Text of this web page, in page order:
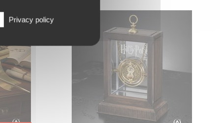
la varita
adorno.
1:1,
Giratiempos de Hermione
¡Adquiere tu propia Réplica Oficial
del Giratiempos (Time-Tuner) de
Hermione! Esta réplica ha sido
realizada con total fidelidad al
giratiempos que aparece en la
película de Harry Potter y el
Prisionero de Azkaban
Privacy policy